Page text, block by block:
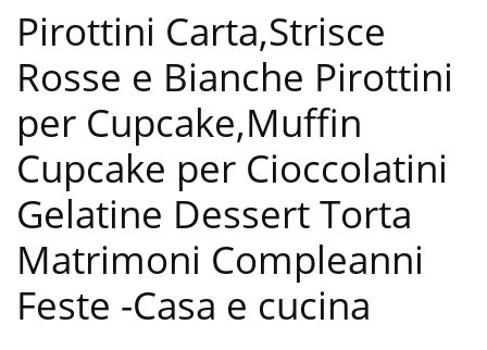
Pirottini Carta,Strisce
Rosse e Bianche Pirottini
per Cupcake,Muffin
Cupcake per Cioccolatini
Gelatine Dessert Torta
Matrimoni Compleanni
Feste -Casa e cucina